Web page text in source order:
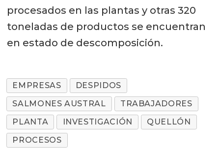
procesados en las plantas y otras 320
toneladas de productos se encuentran
en estado de descomposición.
EMPRESAS
DESPIDOS
SALMONES AUSTRAL
TRABAJADORES
PLANTA
INVESTIGACIÓN
QUELLÓN
PROCESOS